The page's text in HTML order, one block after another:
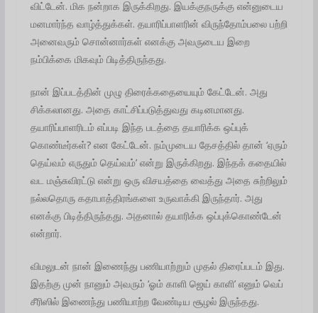
விட்டேன். மிக நன்றாக இருக்கிறது. இயக்குநருக்கு என்னுடைய
மனமார்ந்த வாழ்த்துக்கள். தயாரிப்பாளரின் விருந்தோம்பலை பற்றி
அனைவரும் சொன்னார்கள் எனக்கு அவருடைய இறை
நம்பிக்கை மிகவும் பிடித்திருந்தது.
நான் இப்படத்தின் முழு திரைக்கதையையும் கேட்டேன். அது
சிக்கலானது. அதை காட்சிப்படுத்துவது கடினமானது.
தயாரிப்பாளரிடம் எப்படி இந்த படத்தை தயாரிக்க ஒப்புக்
கொண்டீர்கள்? என கேட்டேன். நம்முடைய தேசத்தில் தான் ‘ஏரும்
தெய்வம் எருதும் தெய்வம்’ என்று இருக்கிறது. இந்தக் கதையில்
வட மஞ்சுவிரட்டு என்று ஒரு விசயத்தை வைத்து அதை சுற்றிலும்
நல்லதொரு கதாபாத்திரங்களை உருவாக்கி இருந்தார். அது
எனக்கு பிடித்திருந்தது. அதனால் தயாரிக்க ஒப்புக்கொண்டேன்
என்றார்.
விமலுடன் நான் இணைந்து பணியாற்றும் முதல் திரைப்படம் இது.
இதற்கு முன் நானும் அவரும் ‘ஓம் காளி ஜெய் காளி’ எனும் வெப்
சீரிஸில் இணைந்து பணியாற்ற வேண்டிய சூழல் இருந்தது.